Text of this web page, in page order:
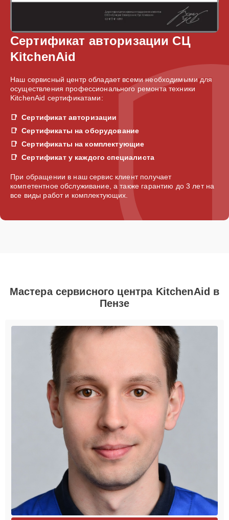
Сертификат авторизации СЦ
KitchenAid
Наш сервисный центр обладает всеми необходимыми для
осуществления профессионального ремонта техники
KitchenAid сертификатами:
Сертификат авторизации
Сертификаты на оборудование
Сертификаты на комплектующие
Сертификат у каждого специалиста
При обращении в наш сервис клиент получает
компетентное обслуживание, а также гарантию до 3 лет на
все виды работ и комплектующих.
Мастера сервисного центра KitchenAid в
Пензе